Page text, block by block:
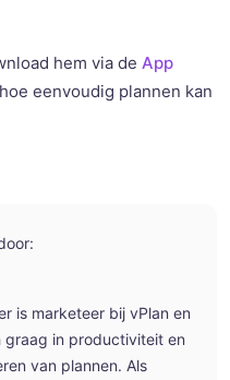
hem via de App
eenvoudig plannen kan
is marketeer bij vPlan en
in productiviteit en
van plannen. Als